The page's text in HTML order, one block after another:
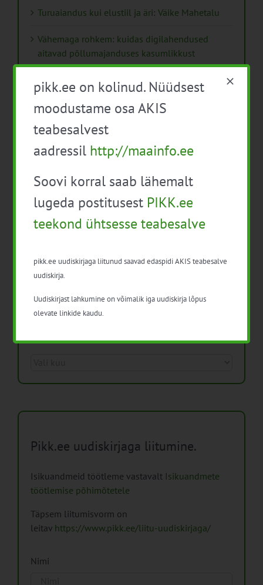
Turuaiandus kui elustiil ja äri: Väike Mahetalu
Vähemaga rohkem: kuidas digilahendused
aitavad põllumajanduses kasumlikkust
kasvatada
Kips, kiud või struktuurlubi – Soomes avaldati
uus juhend mulla parandamisest
Käsiraamat „Erksad võrgustikud“ innovatsiooni
eestvedajatele
ESEE 2025 esitas pilgu “hea põllumehe”
kuvandile ja nõustaja rollile
taimekaitsetöödel
Mida näitavad toiduohutuse seirearuanded
Pikk.ee uudiskirjaga liitumine.
Isikuandmeid töötleme vastavalt Isikuandmete
töötlemise põhimõtetele
Täpsem liitumisvorm on
leitav https://www.pikk.ee/liitu-uudiskirjaga/
Nimi
pikk.ee on kolinud. Nüüdsest
moodustame osa AKIS
teabesalvest
aadressil http://maainfo.ee
Soovi korral saab lähemalt
lugeda postitusest PIKK.ee
teekond ühtsesse teabesalve
pikk.ee uudiskirjaga liitunud saavad edaspidi AKIS teabesalve
uudiskirja.
Uudiskirjast lahkumine on võimalik iga uudiskirja lõpus
olevate linkide kaudu.